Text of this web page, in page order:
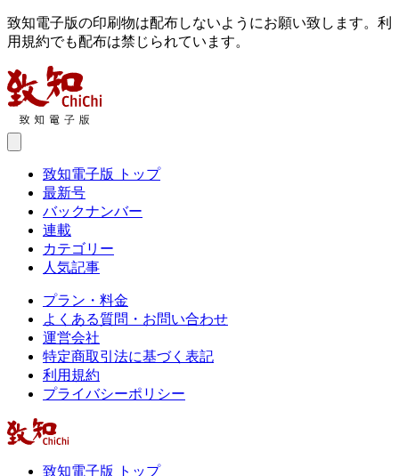
致知電子版の印刷物は配布しないようにお願い致します。利
用規約でも配布は禁じられています。
致知電子版 トップ
最新号
バックナンバー
連載
カテゴリー
人気記事
プラン・料金
よくある質問・お問い合わせ
運営会社
特定商取引法に基づく表記
利用規約
プライバシーポリシー
致知電子版 トップ